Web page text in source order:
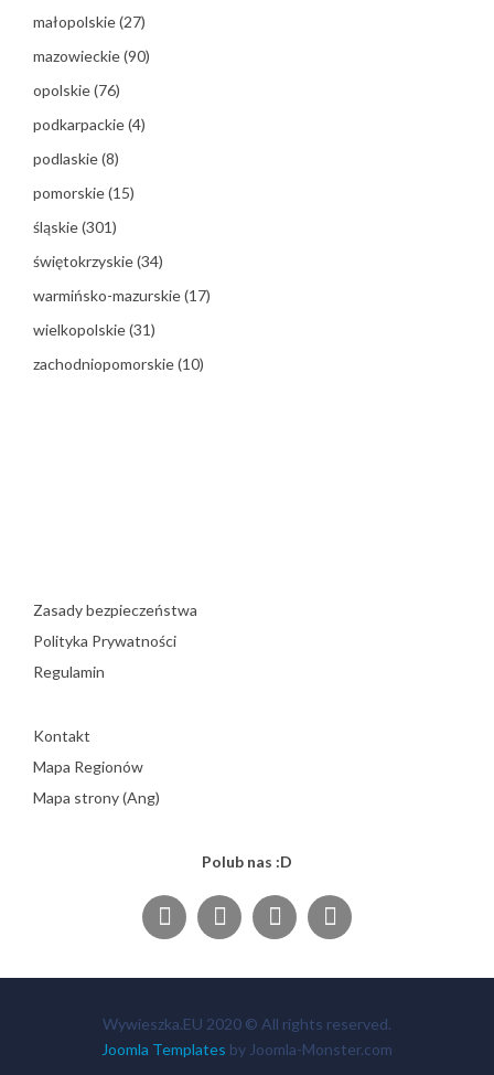
małopolskie(27)
mazowieckie(90)
opolskie(76)
podkarpackie(4)
podlaskie(8)
pomorskie(15)
śląskie(301)
świętokrzyskie(34)
warmińsko-mazurskie(17)
wielkopolskie(31)
zachodniopomorskie(10)
Zasady bezpieczeństwa
Polityka Prywatności
Regulamin
Kontakt
Mapa Regionów
Mapa strony (Ang)
Polub nas :D
Wywieszka.EU 2020 © All rights reserved.
Joomla Templates by Joomla-Monster.com